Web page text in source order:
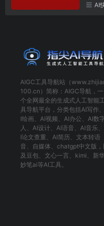
AI
AIGC工具导航站（
100.cn）简称： AIGC导航 ，一
个全网最全的生成式人工智能
具导航平台，分类包括AI写作 、
I绘画 、 AI视频 、 AI办公 、 AI数
人 、 AI设计、 AI语音、 AI音乐、
I论文查重 、 AI简历 、 文本转语
音、 自媒体 、 chatgpt中文版
及 豆包、 文心一言 、 kimi 、 新
妙笔ai等AI工具。